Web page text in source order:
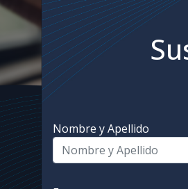
Nombre y Apellido